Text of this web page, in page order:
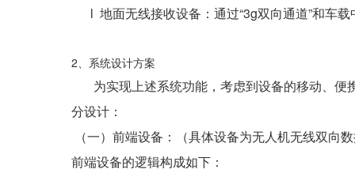
l 地面无线接收设备：通过“3g双向通道”和
2、系统设计方案
为实现上述系统功能，考虑到设备的移动、便
分设计：
（一）前端设备：（具体设备为无人机无线双向
前端设备的逻辑构成如下：